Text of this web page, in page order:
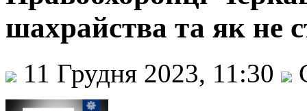
шахрайства та як не
11 Грудня 2023, 11:30